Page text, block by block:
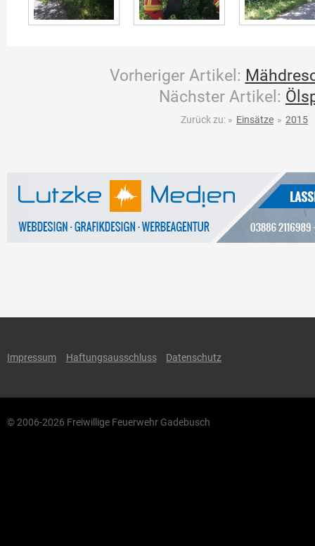
Vorheriger Artikel:
Nächster Artikel:
Zurück zu: » Einsätze » 2015
Impressum Haftungsausschluss Datenschutz
© 2006-2026 Freiwillige Feuerwehr Gadebusch